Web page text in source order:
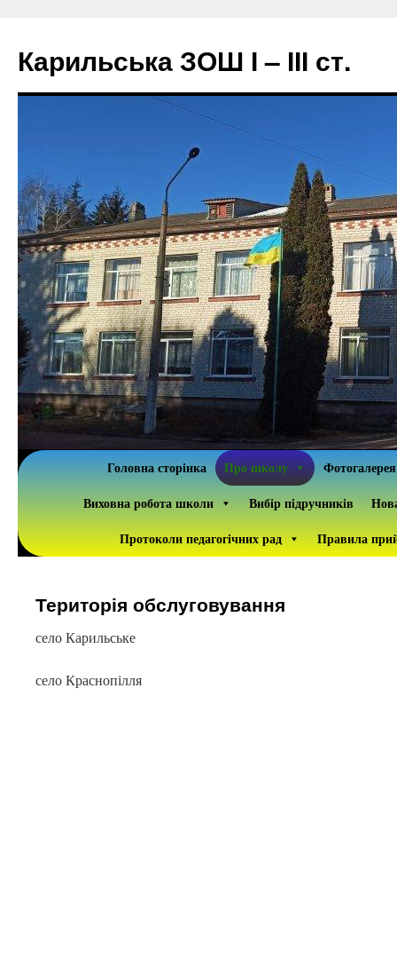
вмісту
Карильська ЗОШ І – ІІІ ст.
Головна сторінка Про школу
Фотогалерея
Виховна робота школи
Вибір підручників
Протоколи педагогічних рад
Правила
Територія обслуговування
село Карильське
село Краснопілля